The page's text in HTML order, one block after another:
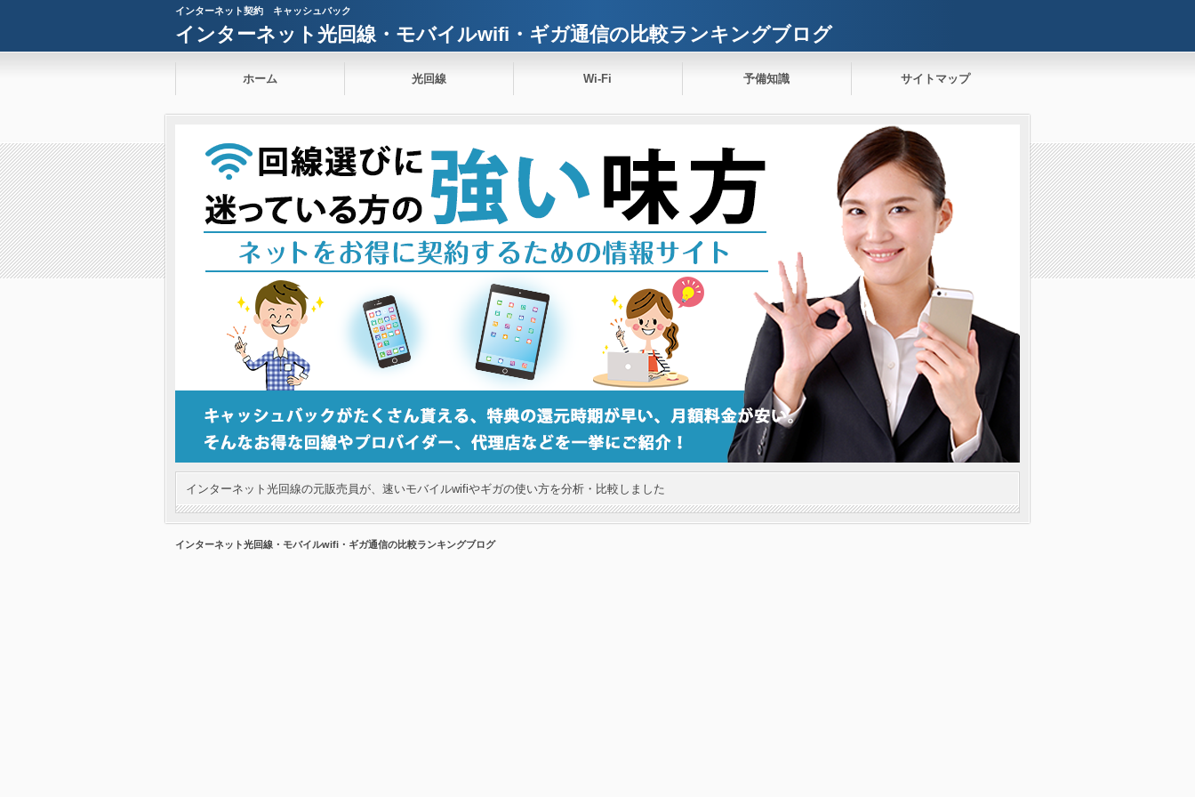
インターネット契約 キャッシュバック
インターネット光回線・モバイルwifi・ギガ通信の比較ランキングブログ
ホーム 光回線 Wi-Fi 予備知識 サイトマップ
インターネット光回線の元販売員が、速いモバイルwifiやギガの使い方を分析・比較しました
インターネット光回線・モバイルwifi・ギガ通信の比較ランキングブログ